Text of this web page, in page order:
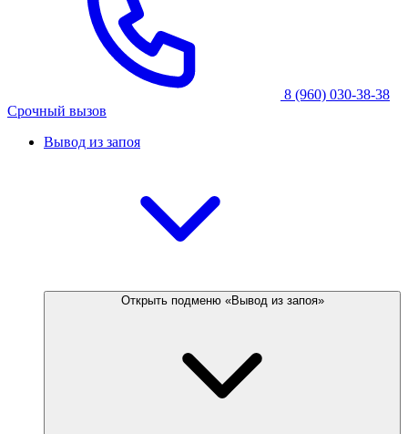
8 (960) 030-38-38
Срочный вызов
Вывод из запоя
Открыть подменю «Вывод из запоя»